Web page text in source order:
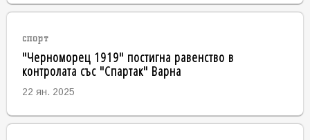
спорт
"Черноморец 1919" постигна равенство в
контролата със "Спартак" Варна
22 ян. 2025